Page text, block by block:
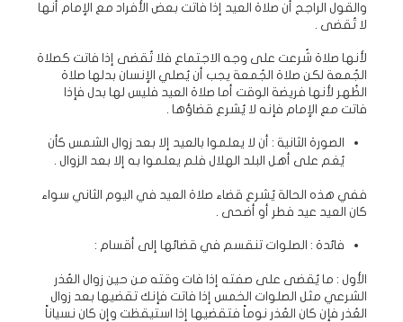
والقول الراجح أن صلاة العيد إذا فاتت بعض الأفراد مع الإمام أنها
لا تُقضى .
لأنها صلاة شُرعت على وجه الاجتماع فلا تُقضى إذا فاتت كصلاة
الجُمعة لكن صلاة الجُمعة يجب أن يُصلي الإنسان بدلها صلاة
الظُهر لأنها فريضة الوقت أما صلاة العيد فليس لها بدل فإذا
فاتت مع الإمام فإنه لا يُشرع قضاؤها .
الصورة الثانية : أن لا يعلموا بالعيد إلا بعد زوال الشمس كأن
يُغم على أهل البلد الهلال فلم يعلموا به إلا بعد الزوال .
ففي هذه الحالة يُشرع قضاء صلاة العيد في اليوم الثاني سواء
كان العيد عيد فطر أو أضحى .
فائدة : الصلوات تنقسم في قضائها إلى أقسام :
الأول : ما يُقضى على صفته إذا فات وقته من حين زوال العُذر
الشرعي مثل الصلوات الخمس إذا فاتت فإنك تقضيها بعد زوال
العُذر فإن كان العُذر نوماً فتقضيها إذا استيقظت وإن كان نسياناً